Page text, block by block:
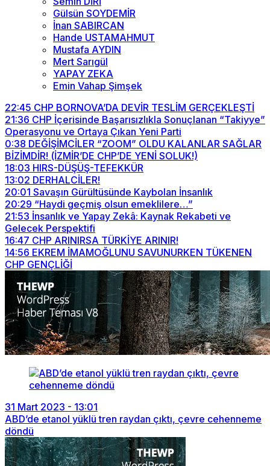
Gülsün SOYDEMİR
İnan SABIRCAN
Hande USTAMAHMUT
Mustafa AYDIN
Mert Sarıgül
YAPAY ZEKA
Emin Vahap Şimşek
22:45 CHP BORNOVA’DA DEVİR TESLİM GERÇEKLEŞTİ
21:36 CHP İçerisinde Başarısızlıkla Sonuçlanan “Takiyye”
Operasyonu ve Ortaya Çıkan Yeni Parti
0:38 DEĞİŞİMCİLER “ZOOM” OLDU KALANLAR SAĞLAR
BİZİMDİR! (İZMİR’DE CHP’DE YENİ SOLUK!)
18:03 HIRS-DÜŞÜŞ-TEFEKKÜR
13:02 DERHALCİLER!
20:01 Savaşın Gürültüsünde Kaybolan İnsanlık
20:29 “Haydi geçmiş olsun emeklilere…”
21:53 İnsanlık ve Yapay Zekâ: Kaynak Rekabeti ve
Gelecek Perspektifi
16:47 CHP ARINIRSA TÜRKİYE ARINIR!
14:56 EKREM İMAMOĞLUNU SAVUNURKEN TÜKENEN
CHP GENÇLİĞİ
31 Mart 2023 - 13:01
ABD’de etanol yüklü tren raydan çıktı, çevre cehenneme
döndü